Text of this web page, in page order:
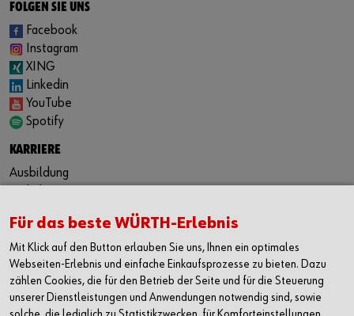
FOLGEN SIE UNS
Facebook
Instagram
XING
Linkedin
YouTube
Spotify
KARRIERE
Ausbildung
Festanstellung
Jobbörse
KONTAKT
Würth Industrie Service GmbH & Co. KG
Für das beste WÜRTH-Erlebnis
Mit Klick auf den Button erlauben Sie uns, Ihnen ein optimales
Webseiten-Erlebnis und einfache Einkaufsprozesse zu bieten. Dazu
zählen Cookies, die für den Betrieb der Seite und für die Steuerung
unserer Dienstleistungen und Anwendungen notwendig sind, sowie